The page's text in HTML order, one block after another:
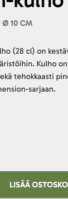
Ø 10 CM
(28 cl) on
Kulho
tehokkaasti
sarjaan.
LISÄÄ